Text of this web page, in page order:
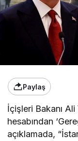
Paylaş
İçişleri Bakanı
hesabından
açıklamada,